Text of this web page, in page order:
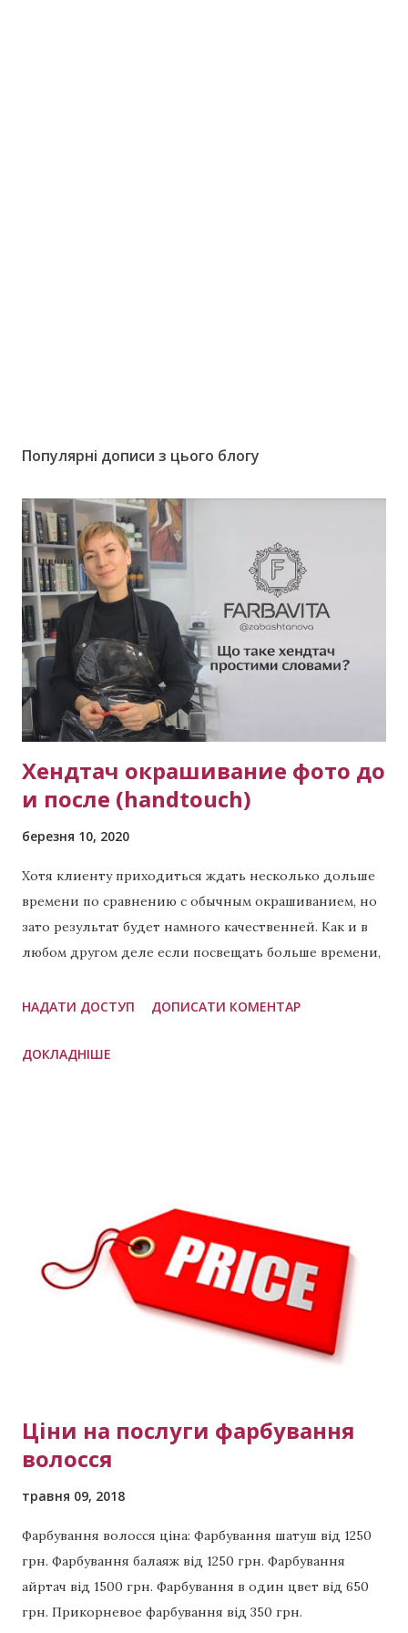
Популярні дописи з цього блогу
Хендтач окрашивание фото до
и после (handtouch)
березня 10, 2020
Хотя клиенту приходиться ждать несколько дольше
времени по сравнению с обычным окрашиванием, но
зато результат будет намного качественней. Как и в
любом другом деле если посвещать больше времени,
Это техника окрашивания при которой в разных
(пример чистого балаяжа ) и эйртач. Часто это 60/40,
техник одна из которых как раз эйртач. Что такое
обратный хендтач? Так же если очень кратко и
понятно, то это когда из однотонного блонда
делают рельефное окрашивание . Звоните сейчас
Мастер Виктория тел: (активная ссылка) тел +380 99
423 8294 тел +380 98 398 5891 Примеры других
НАДАТИ ДОСТУП ДОПИСАТИ КОМЕНТАР
ДОКЛАДНІШЕ
Ціни на послуги фарбування
волосся
травня 09, 2018
Фарбування волосся ціна: Фарбування шатуш від 1250
грн. Фарбування балаяж від 1250 грн. Фарбування
айртач від 1500 грн. Фарбування в один цвет від 650
грн. Прикорневое фарбування від 350 грн.